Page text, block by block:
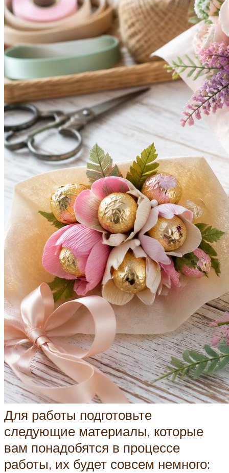
Для работы подготовьте
следующие материалы, которые
вам понадобятся в процессе
работы, их будет совсем немного: